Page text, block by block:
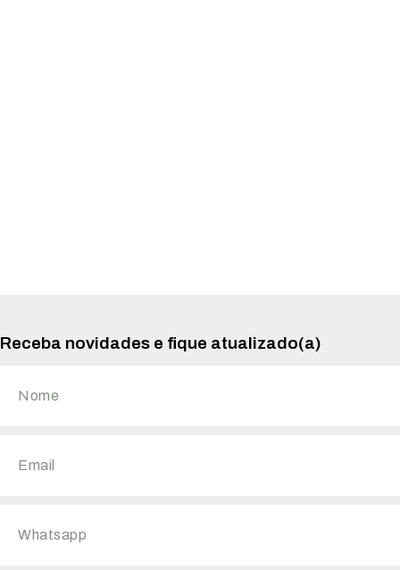
Receba novidades e fique atualizado(a)